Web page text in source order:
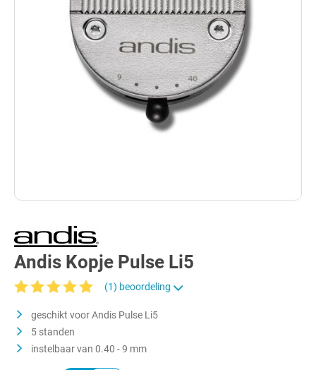
Andis Kopje Pulse Li5
(1) beoordeling
geschikt voor Andis Pulse Li5
5 standen
instelbaar van 0.40 - 9 mm